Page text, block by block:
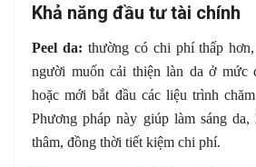
Khả năng đầu tư tài chính
Peel da: thường có chi phí thấp
người muốn cải thiện làn da ở mức
hoặc mới bắt đầu các liệu trình
Phương pháp này giúp làm sáng
thâm, đồng thời tiết kiệm chi phí.